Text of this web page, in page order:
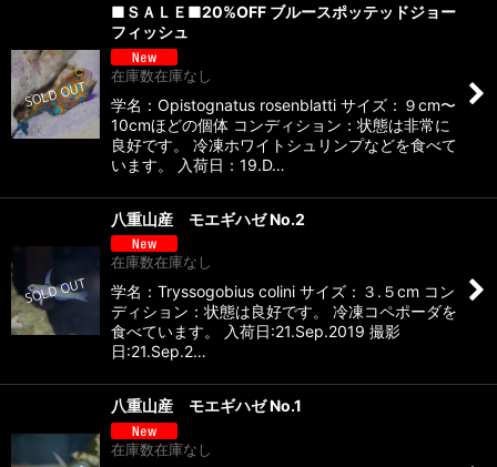
■ＳＡＬＥ■20%OFF ブルースポッテッドジョー
フィッシュ
在庫数在庫なし
学名：Opistognatus rosenblatti サイズ：９cm〜
10cmほどの個体 コンディション：状態は非常に
良好です。 冷凍ホワイトシュリンプなどを食べて
います。 入荷日：19.D…
八重山産 モエギハゼ No.2
在庫数在庫なし
学名：Tryssogobius colini サイズ：３.５cm コン
ディション：状態は良好です。 冷凍コペポーダを
食べています。 入荷日:21.Sep.2019 撮影
日:21.Sep.2…
八重山産 モエギハゼ No.1
在庫数在庫なし